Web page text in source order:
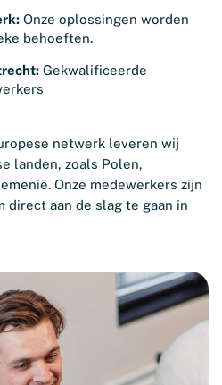
Onze oplossingen worden
behoeften.
Gekwalificeerde
netwerk leveren wij
landen, zoals Polen,
Onze medewerkers zijn
direct aan de slag te gaan in